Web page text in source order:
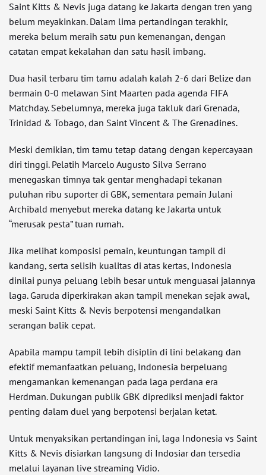
Saint Kitts & Nevis juga datang ke Jakarta dengan tren yang
belum meyakinkan. Dalam lima pertandingan terakhir,
mereka belum meraih satu pun kemenangan, dengan
catatan empat kekalahan dan satu hasil imbang.
Dua hasil terbaru tim tamu adalah kalah 2-6 dari Belize dan
bermain 0-0 melawan Sint Maarten pada agenda FIFA
Matchday. Sebelumnya, mereka juga takluk dari Grenada,
Trinidad & Tobago, dan Saint Vincent & The Grenadines.
Meski demikian, tim tamu tetap datang dengan kepercayaan
diri tinggi. Pelatih Marcelo Augusto Silva Serrano
menegaskan timnya tak gentar menghadapi tekanan
puluhan ribu suporter di GBK, sementara pemain Julani
Archibald menyebut mereka datang ke Jakarta untuk
“merusak pesta” tuan rumah.
Jika melihat komposisi pemain, keuntungan tampil di
kandang, serta selisih kualitas di atas kertas, Indonesia
dinilai punya peluang lebih besar untuk menguasai jalannya
laga. Garuda diperkirakan akan tampil menekan sejak awal,
meski Saint Kitts & Nevis berpotensi mengandalkan
serangan balik cepat.
Apabila mampu tampil lebih disiplin di lini belakang dan
efektif memanfaatkan peluang, Indonesia berpeluang
mengamankan kemenangan pada laga perdana era
Herdman. Dukungan publik GBK diprediksi menjadi faktor
penting dalam duel yang berpotensi berjalan ketat.
Untuk menyaksikan pertandingan ini, laga Indonesia vs Saint
Kitts & Nevis disiarkan langsung di Indosiar dan tersedia
melalui layanan live streaming Vidio.